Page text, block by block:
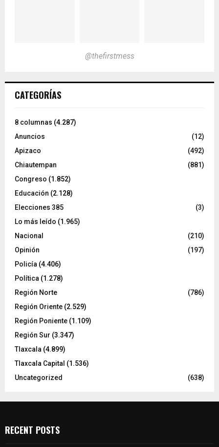
@thefirstmess
CATEGORÍAS
8 columnas (4.287)
Anuncios
(12)
Apizaco
(492)
Chiautempan
(881)
Congreso (1.852)
Educación (2.128)
Elecciones 385
(3)
Lo más leído (1.965)
Nacional
(210)
Opinión
(197)
Policía (4.406)
Política (1.278)
Región Norte
(786)
Región Oriente (2.529)
Región Poniente (1.109)
Región Sur (3.347)
Tlaxcala (4.899)
Tlaxcala Capital (1.536)
Uncategorized
(638)
RECENT POSTS